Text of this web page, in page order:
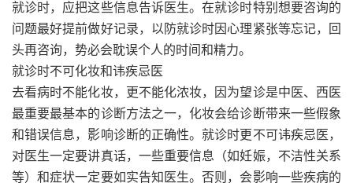
就诊时，应把这些信息告诉医生。在就诊时特别想要咨询的
问题最好提前做好记录，以防就诊时因心理紧张等忘记，回
头再咨询，势必会耽误个人的时间和精力。
就诊时不可化妆和讳疾忌医
去看病时不能化妆，更不能化浓妆，因为望诊是中医、西医
最重要最基本的诊断方法之一，化妆会给诊断带来一些假象
和错误信息，影响诊断的正确性。就诊时更不可讳疾忌医，
对医生一定要讲真话，一些重要信息（如妊娠，不洁性关系
等）和症状一定要如实告知医生。否则，会影响一些疾病的